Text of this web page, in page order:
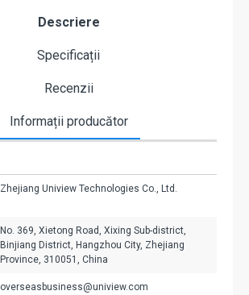
Descriere
Specificații
Recenzii
Informații producător
Zhejiang Uniview Technologies Co., Ltd.
No. 369, Xietong Road, Xixing Sub-district,
Binjiang District, Hangzhou City, Zhejiang
Province, 310051, China
overseasbusiness@uniview.com